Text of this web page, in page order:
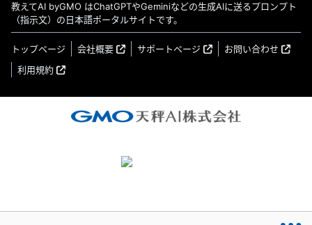
教えてAI byGMO はChatGPTやGeminiなどの生成AIに送るプロンプト
（指示文）の日本語ポータルサイトです。
トップページ 会社概要 サポートページ
お問い合わせ
利用規約